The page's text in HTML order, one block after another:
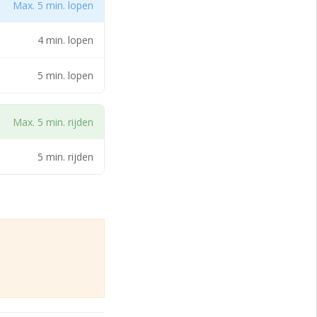
door een brede
van een
metselwerk,
en worden
Max. 5 min. lopen
4 min. lopen
5 min. lopen
Max. 5 min. rijden
5 min. rijden